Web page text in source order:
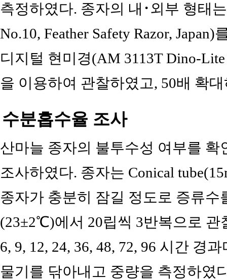
측정하였다. 종자의 내･외부 형태
No.10, Feather Safety Razor,
디지털 현미경(AM 3113T Dino-
을 이용하여 관찰하였고, 50배 확
수분흡수율 조사
산마늘 종자의 불투수성 여부를
조사하였다. 종자는 Conical
종자가 충분히 잠길 정도로 증류
(23±2℃)에서 20립씩 3반복으로 관
6, 9, 12, 24, 36, 48, 72, 96 시간 경
물기를 닦아내고 중량을 측정하였